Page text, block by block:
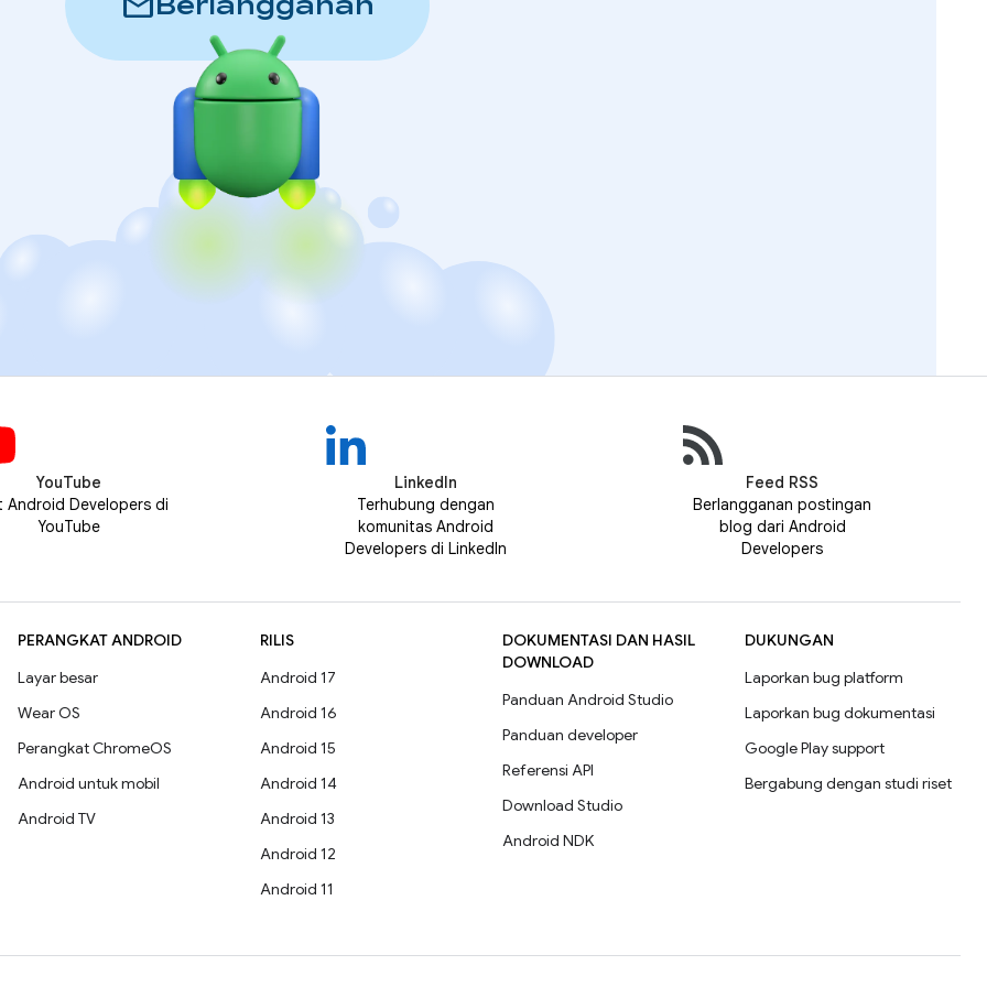
YouTube
Android Developers di
YouTube
LinkedIn
Terhubung dengan
komunitas Android
Developers di LinkedIn
Feed RSS
Berlangganan postingan
blog dari Android
Developers
PERANGKAT ANDROID
Layar besar
Wear OS
Perangkat ChromeOS
Android untuk mobil
Android TV
RILIS
Android 17
Android 16
Android 15
Android 14
Android 13
Android 12
Android 11
DOKUMENTASI DAN HASIL
DOWNLOAD
Panduan Android Studio
Panduan developer
Referensi API
Download Studio
Android NDK
DUKUNGAN
Laporkan bug platform
Laporkan bug dokumentasi
Google Play support
Bergabung dengan studi riset